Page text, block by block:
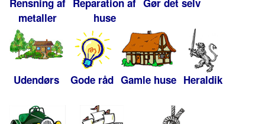
metaller
huse
Udendørs Gode råd Gamle huse Heraldik